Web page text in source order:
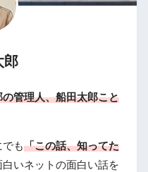
郎
管理人、船田太郎こと
も「この話、知ってた
いネットの面白い話を